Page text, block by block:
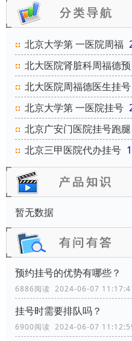
北京大学第 一医院周福
北大医院肾脏科周福德预
北大医院周福德医生挂号
北京大学第 一医院挂号
北京广安门医院挂号跑腿
北京三甲医院代办挂号
暂无数据
预约挂号的优势有哪些？
6886阅读 2024-06-07
挂号时需要排队吗？
6900阅读 2024-06-07